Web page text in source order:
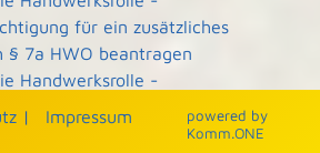
für ein zusätzliches
§ 7a HWO beantragen
Handwerksrolle -
nach § 7b HWOpowered by
Komm.ONE
| Impressum